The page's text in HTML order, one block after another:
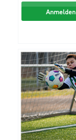
Anmelden